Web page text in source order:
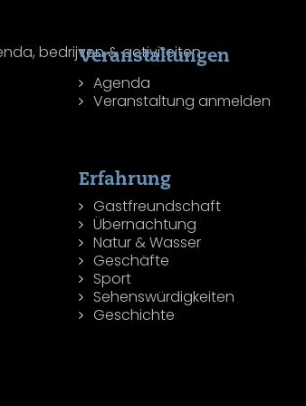
Veranstaltungen
Agenda
Veranstaltung anmelden
Erfahrung
Gastfreundschaft
Übernachtung
Natur & Wasser
Geschäfte
Sport
Sehenswürdigkeiten
Geschichte